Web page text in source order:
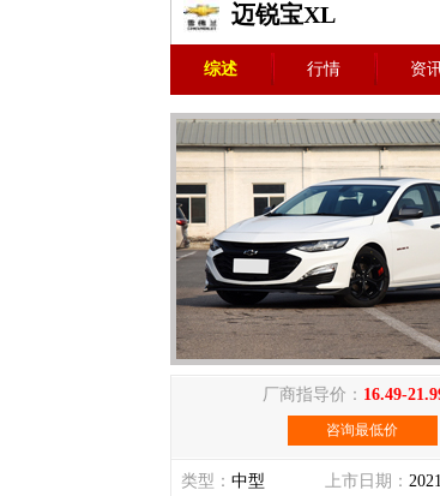
迈锐宝XL
综述 行情 资
厂商指导价： 16.49-
咨询最低价
类型： 中型 上市日期： 2021